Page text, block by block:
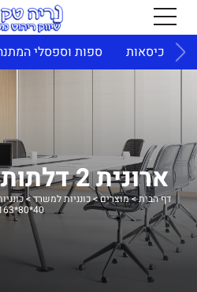
כיסאות ספות וספסלי
ארונית 2 דלתות 40*80*163
דף הבית>מוצרים>כונניות למשרד>כונניות
40*80*163